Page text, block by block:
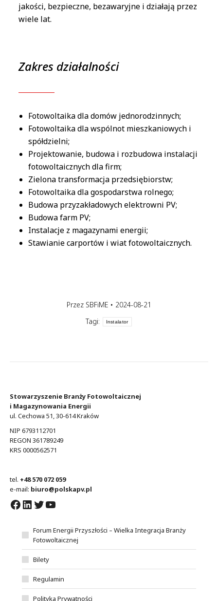
jakości, bezpieczne, bezawaryjne i działają przez
wiele lat.
Zakres działalności
Fotowoltaika dla domów jednorodzinnych;
Fotowoltaika dla wspólnot mieszkaniowych i
spółdzielni;
Projektowanie, budowa i rozbudowa instalacji
fotowoltaicznych dla firm;
Zielona transformacja przedsiębiorstw;
Fotowoltaika dla gospodarstwa rolnego;
Budowa przyzakładowych elektrowni PV;
Budowa farm PV;
Instalacje z magazynami energii;
Stawianie carportów i wiat fotowoltaicznych.
Przez SBFiME
2024-08-21
Tagi:
Instalator
Stowarzyszenie Branży Fotowoltaicznej
i Magazynowania Energii
ul. Cechowa 51, 30-614 Kraków
NIP 6793112701
REGON 361789249
KRS 0000562571
tel. +48 570 072 059
e-mail: biuro@polskapv.pl
Facebook
LinkedIn
Twitter
YouTube
Forum Energii Przyszłości – Wielka Integracja Branży
Fotowoltaicznej
Bilety
Regulamin
Polityka Prywatności